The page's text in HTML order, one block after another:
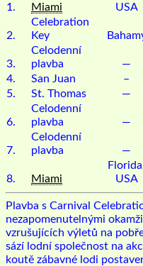
1. Miami
USA
2.
Celebration
Key
3.
Celodenní
plavba
—
4.
San Juan –
5.
St. Thomas —
6.
Celodenní
plavba
—
7.
Celodenní
plavba
—
8. Miami
USA
Plavba s Carnival
nezapomenutelnými
vzrušujících výletů na
sází lodní společnost na
koutě zábavné lodi